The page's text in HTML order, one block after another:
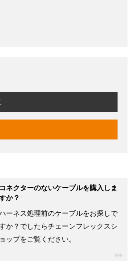
コネクターのないケーブルを購入しま
か？
ーネス処理前のケーブルをお探しで
か？でしたらチェーンフレックスシ
ョップをご覧ください。